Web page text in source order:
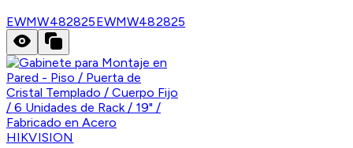
EWMW482825EWMW482825
HIKVISION